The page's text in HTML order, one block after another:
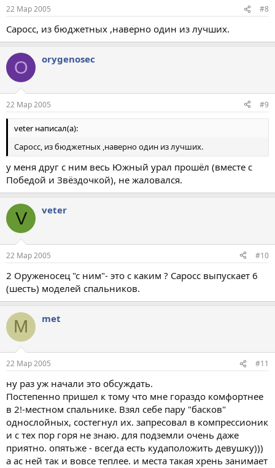
22 Мар 2005 #8
Саросс, из бюджетных ,наверно один из лучших.
O orygenosec
22 Мар 2005 #9
veter написал(а):
Саросс, из бюджетных ,наверно один из лучших.
у меня друг с ним весь Южный урал прошёл (вместе с
Победой и Звёздочкой), не жаловался.
V veter
22 Мар 2005 #10
2 Оруженосец "с ним"- это с каким ? Саросс выпускает 6
(шесть) моделей спальников.
M met
22 Мар 2005 #11
ну раз уж начали это обсуждать.
Постепенно пришел к тому что мне гораздо комфортнее
в 2!-местном спальнике. Взял себе пару "басков"
однослойных, состегнул их. запресовал в компрессионик
и с тех пор горя не знаю. для подземли очень даже
приятно. опятьже - всегда есть кудаположить девушку)))
а ас ней так и вовсе теплее. и места такая хрень занимает